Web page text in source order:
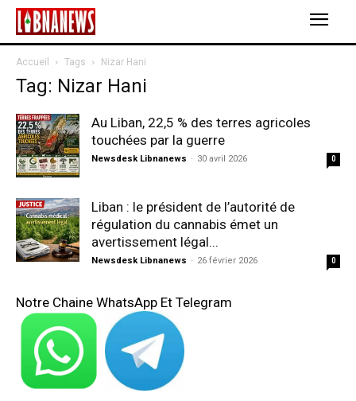
Accueil Tags Nizar Hani
Tag: Nizar Hani
Au Liban, 22,5 % des terres agricoles
touchées par la guerre
Newsdesk Libnanews - 30 avril 2026 0
Liban : le président de l’autorité de
régulation du cannabis émet un
avertissement légal...
Newsdesk Libnanews - 26 février 2026 0
Notre Chaine WhatsApp Et Telegram